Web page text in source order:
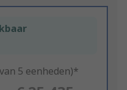
5 eenheden)*